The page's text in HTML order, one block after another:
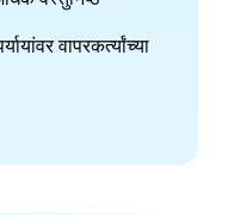
वापरकर्त्यांच्या